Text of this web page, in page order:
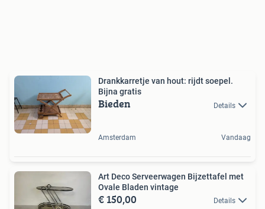
Drankkarretje van hout: rijdt soepel.
Bijna gratis
Bieden Details
Amsterdam Vandaag
Art Deco Serveerwagen Bijzettafel met
Ovale Bladen vintage
€ 150,00 Details